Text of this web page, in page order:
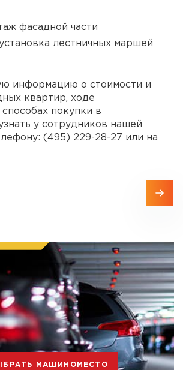
фасадной части
установка лестничных маршей
информацию о стоимости и
квартир, ходе
способах покупки в
у сотрудников нашей
(495) 229-28-27 или на
МАШИНОМЕСТО